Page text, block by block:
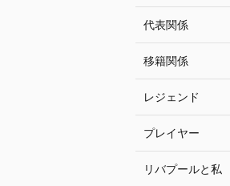
代表関係
移籍関係
レジェンド
プレイヤー
リバプールと私